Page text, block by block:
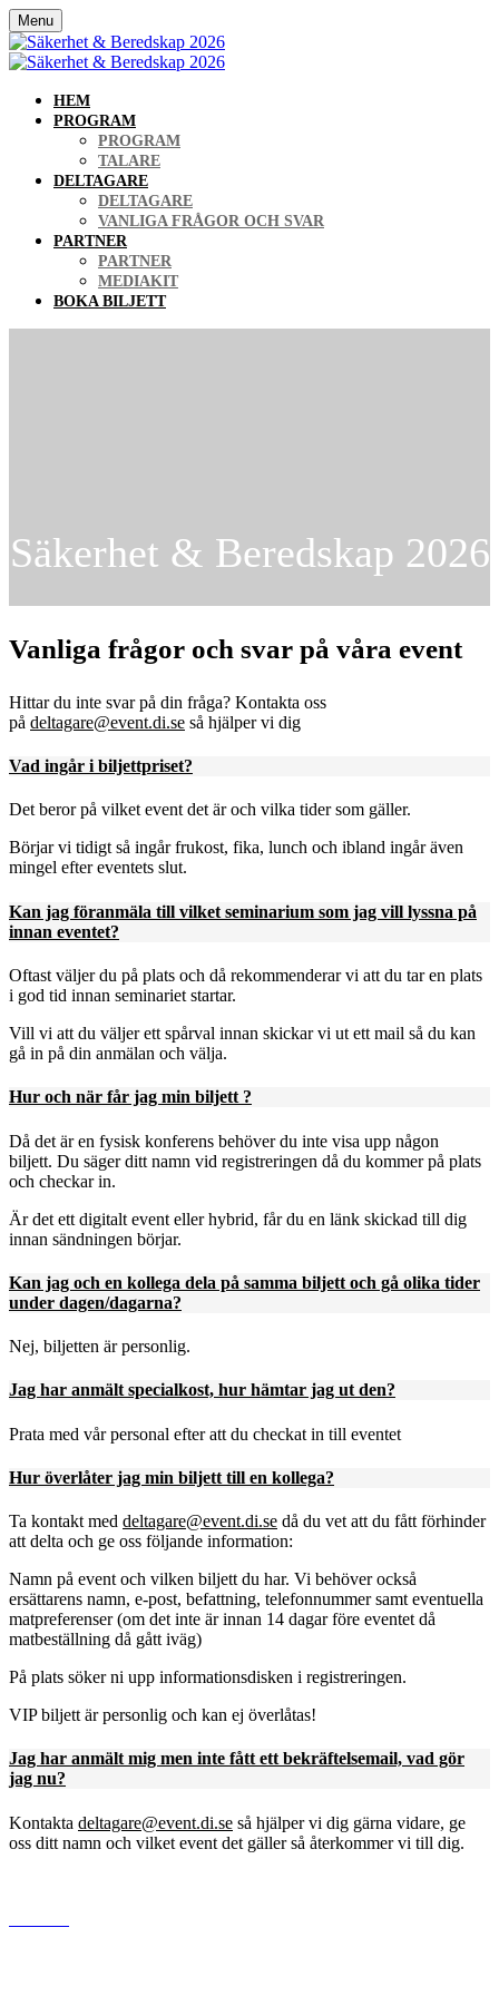
Menu
HEM
PROGRAM
PROGRAM
TALARE
DELTAGARE
DELTAGARE
VANLIGA FRÅGOR OCH SVAR
PARTNER
PARTNER
MEDIAKIT
BOKA BILJETT
Säkerhet & Beredskap 2026
Vanliga frågor och svar på våra event
Hittar du inte svar på din fråga? Kontakta oss
på deltagare@event.di.se så hjälper vi dig
Vad ingår i biljettpriset?
Det beror på vilket event det är och vilka tider som gäller.
Börjar vi tidigt så ingår frukost, fika, lunch och ibland ingår även
mingel efter eventets slut.
Kan jag föranmäla till vilket seminarium som jag vill lyssna på
innan eventet?
Oftast väljer du på plats och då rekommenderar vi att du tar en plats
i god tid innan seminariet startar.
Vill vi att du väljer ett spårval innan skickar vi ut ett mail så du kan
gå in på din anmälan och välja.
Hur och när får jag min biljett ?
Då det är en fysisk konferens behöver du inte visa upp någon
biljett. Du säger ditt namn vid registreringen då du kommer på plats
och checkar in.
Är det ett digitalt event eller hybrid, får du en länk skickad till dig
innan sändningen börjar.
Kan jag och en kollega dela på samma biljett och gå olika tider
under dagen/dagarna?
Nej, biljetten är personlig.
Jag har anmält specialkost, hur hämtar jag ut den?
Prata med vår personal efter att du checkat in till eventet
Hur överlåter jag min biljett till en kollega?
Ta kontakt med deltagare@event.di.se då du vet att du fått förhinder
att delta och ge oss följande information:
Namn på event och vilken biljett du har. Vi behöver också
ersättarens namn, e-post, befattning, telefonnummer samt eventuella
matpreferenser (om det inte är innan 14 dagar före eventet då
matbeställning då gått iväg)
På plats söker ni upp informationsdisken i registreringen.
VIP biljett är personlig och kan ej överlåtas!
Jag har anmält mig men inte fått ett bekräftelsemail, vad gör
jag nu?
Kontakta deltagare@event.di.se så hjälper vi dig gärna vidare, ge
oss ditt namn och vilket event det gäller så återkommer vi till dig.